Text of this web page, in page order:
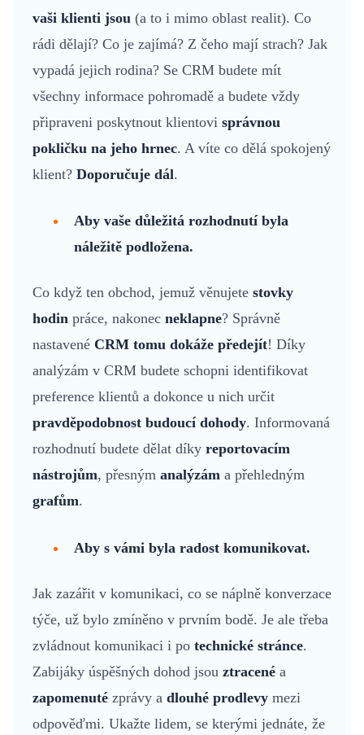
vaši klienti jsou (a to i mimo oblast realit). Co
rádi dělají? Co je zajímá? Z čeho mají strach? Jak
vypadá jejich rodina? Se CRM budete mít
všechny informace pohromadě a budete vždy
připraveni poskytnout klientovi správnou
pokličku na jeho hrnec. A víte co dělá spokojený
klient? Doporučuje dál.
Aby vaše důležitá rozhodnutí byla
náležitě podložena.
Co když ten obchod, jemuž věnujete stovky
hodin práce, nakonec neklapne? Správně
nastavené CRM tomu dokáže předejít! Díky
analýzám v CRM budete schopni identifikovat
preference klientů a dokonce u nich určit
pravděpodobnost budoucí dohody. Informovaná
rozhodnutí budete dělat díky reportovacím
nástrojům, přesným analýzám a přehledným
grafům.
Aby s vámi byla radost komunikovat.
Jak zazářit v komunikaci, co se náplně konverzace
týče, už bylo zmíněno v prvním bodě. Je ale třeba
zvládnout komunikaci i po technické stránce.
Zabijáky úspěšných dohod jsou ztracené a
zapomenuté zprávy a dlouhé prodlevy mezi
odpověďmi. Ukažte lidem, se kterými jednáte, že